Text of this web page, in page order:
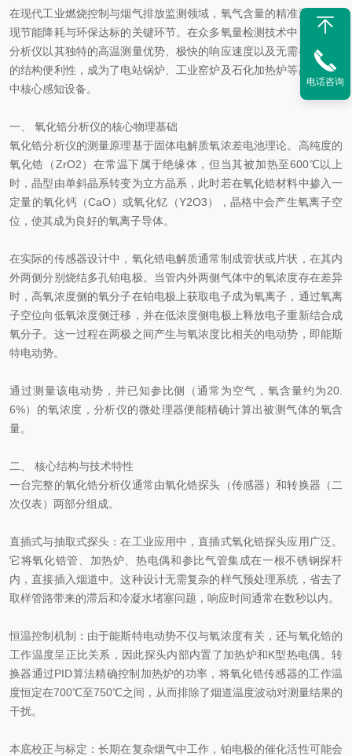
在现代工业燃烧控制与烟气排放监测领域，氧气含量的精准测量是实
现节能降耗与环保达标的关键环节。在众多氧量检测技术中，氧化锆
分析仪以其独特的高温测量优势、极快的响应速度以及无需参比气体
的结构便利性，成为了电站锅炉、工业窑炉及石化加热炉等高温场景
中核心感知设备。
一、 氧化锆分析仪的核心物理基础
氧化锆分析仪的测量原理基于固体电解质氧浓差电池理论。高纯度的
氧化锆（ZrO2）在常温下属于绝缘体，但当其被加热至600℃以上
时，晶型由单斜晶系转变为立方晶系，此时若在氧化锆材料中掺入一
定量的氧化钙（CaO）或氧化钇（Y2O3），晶格中会产生氧离子空
位，使其成为良好的氧离子导体。
在实际的传感器设计中，氧化锆电解质通常制成管状或片状，在其内
外两侧分别烧结多孔铂电极。当管内外两侧气体中的氧浓度存在差异
时，高氧浓度侧的氧分子在铂电极上获取电子成为氧离子，通过氧离
子空位向低氧浓度侧迁移，并在低浓度侧电极上释放电子重新结合成
氧分子。这一过程在两极之间产生与氧浓度比相关的电动势，即能斯
特电动势。
通过测量该电动势，并已知参比侧（通常为空气，氧含量约为20.
6%）的氧浓度，分析仪的微处理器便能精确计算出被测气体的氧含
量。
二、 核心结构与技术特性
一台完整的氧化锆分析仪通常由氧化锆探头（传感器）和转换器（二
次仪表）两部分组成。
直插式与抽取式探头：在工业应用中，直插式氧化锆探头应用广泛。
它将氧化锆管、加热炉、热电偶和参比气管集成在一根不锈钢探杆
内，直接插入烟道中。这种设计无需复杂的样气预处理系统，省去了
取样管路带来的滞后和冷凝水堵塞问题，响应时间通常在数秒以内。
恒温控制机制：由于能斯特电动势不仅与氧浓度有关，还与氧化锆的
工作温度呈正比关系，因此探头内部内置了加热炉和K型热电偶。转
换器通过PID算法精确控制加热炉的功率，将氧化锆传感器的工作温
度恒定在700℃至750℃之间，从而排除了烟道温度波动对测量结果的
干扰。
本底校正与标定：长期在复杂烟气中工作，铂电极的催化活性可能会
电话咨询